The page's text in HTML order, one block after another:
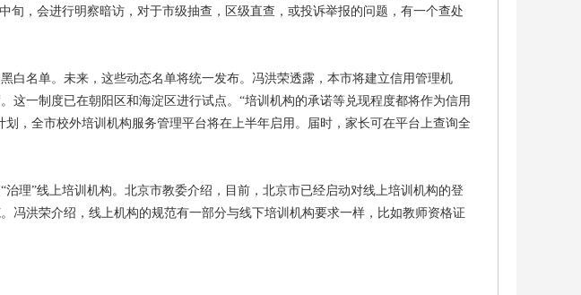
旬，会进行明察暗访，对于市级抽查，区级直查，或投诉举报的问题，有一个查处
白名单。未来，这些动态名单将统一发布。冯洪荣透露，本市将建立信用管理机
这一制度已在朝阳区和海淀区进行试点。“培训机构的承诺等兑现程度都将作为信用
，全市校外培训机构服务管理平台将在上半年启用。届时，家长可在平台上查询全
理”线上培训机构。北京市教委介绍，目前，北京市已经启动对线上培训机构的登
冯洪荣介绍，线上机构的规范有一部分与线下培训机构要求一样，比如教师资格证